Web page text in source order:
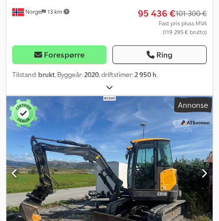
Norge 13 km 95 436 €101 300 €
Fast pris pluss MVA
(119 295 € brutto)
Forespørre Ring
Tilstand: brukt, Byggeår:2020, driftstimer:2 950 h,
Annonse